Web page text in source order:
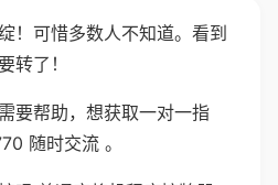
！可惜多数人不知道。看到
转了！
要帮助，想获取一对一指
随时交流 。